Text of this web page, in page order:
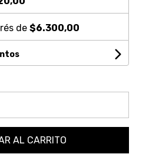
de $6.300,00
AL CARRITO